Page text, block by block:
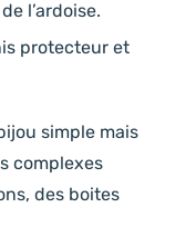
l’ardoise.
protecteur et
simple mais
complexes
des boites